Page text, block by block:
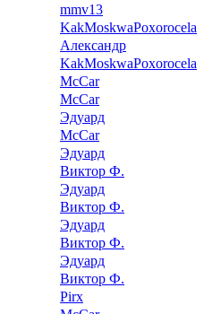
mmv13
KakMoskwaPoxorocela
Александр
KakMoskwaPoxorocela
McCar
McCar
Эдуард
McCar
Эдуард
Виктор Ф.
Эдуард
Виктор Ф.
Эдуард
Виктор Ф.
Эдуард
Виктор Ф.
Pirx